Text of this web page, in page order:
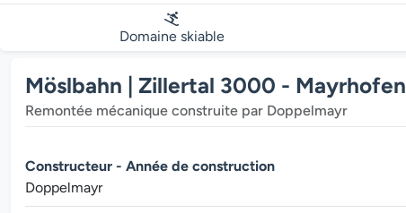
Domaine skiable
Möslbahn | Zillertal 3000 - Mayrhofen
Remontée mécanique construite par Doppelmayr
Constructeur - Année de construction
Doppelmayr